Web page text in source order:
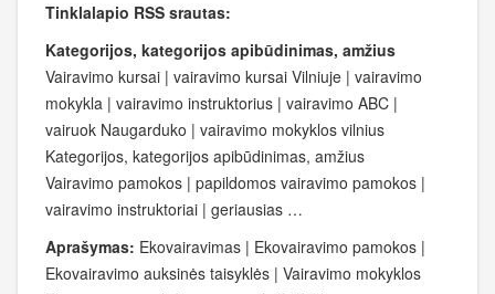
Tinklalapio RSS srautas:
Kategorijos, kategorijos apibūdinimas, amžius
Vairavimo kursai | vairavimo kursai Vilniuje | vairavimo
mokykla | vairavimo instruktorius | vairavimo ABC |
vairuok Naugarduko | vairavimo mokyklos vilnius
Kategorijos, kategorijos apibūdinimas, amžius
Vairavimo pamokos | papildomos vairavimo pamokos |
vairavimo instruktoriai | geriausias …
Aprašymas: Ekovairavimas | Ekovairavimo pamokos |
Ekovairavimo auksinės taisyklės | Vairavimo mokyklos